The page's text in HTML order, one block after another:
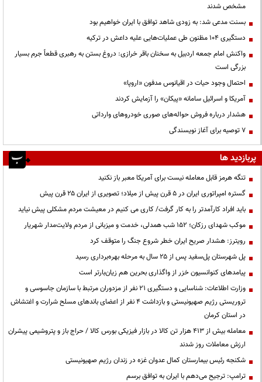
مشخص شدند
بسنت مدعی شد: به زودی شاهد توافق با ایران خواهیم بود
دستگیری ۱۰۴ مظنون طی عملیات‌هایی علیه داعش در ترکیه
واکنش امام جمعه اردبیل به سخنان باقر خرازی: دروغ بستن به رهبری قطعاً جرم بسیار
بزرگی است
احتمال وجود حیات در اقیانوس مدفون «اروپا»
آمریکا و اسرائیل سامانه «پیکان» را آزمایش کردند
هشدار درباره فروش حواله‌های صوری خودروهای وارداتی
۷ توصیه برای آغاز نویسندگی
پربازدید ها
تنگه هرمز قابل معامله نیست برای آمریکا معبر باز نکنید
گستره امپراتوری ایران در ۵ قرن پیش از میلاد؛ تصویری از ایران ۲۵ قرن پیش
باید افراد کارآمدتر را به کار گرفت/ کاری می کنیم در معیشت مردم مشکلی پیش نیاید
موکب شهدای رزکان؛ ۱۵۲ شب همدلی، خدمت و میزبانی از مردم ولایت‌مدار شهریار
رویترز: هشدار صریح ایران خطر شروع جنگ را متوقف کرد
پل شهرستان پل‌سفید پس از ۲۵ سال به مرحله بهره‌برداری رسید
پیامدهای کنوانسیون خزر از واگذاری بحرین هم زیان‌بارتر است
وزارت اطلاعات: شناسایی و دستگیری ۲۱ نفر از مزدوران مرتبط با سازمان جاسوسی و
تروریستی رژیم صهیونیستی و بازداشت ۴ نفر از اعضای باندهای مسلح شرارت و اغتشاش
در استان کرمان
معامله بیش از ۴۱۳ هزار تن کالا در بازار فیزیکی بورس کالا / حراج باز و پتروشیمی پیشران
ارزش معاملات روز شدند
شکنجه رئیس بیمارستان کمال عدوان غزه در زندان رژیم صهیونیستی
ترامپ: ترجیح می‌دهم با ایران به توافق برسم